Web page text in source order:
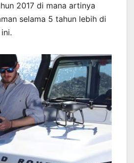
2017 di mana artinya
selama 5 tahun lebih di